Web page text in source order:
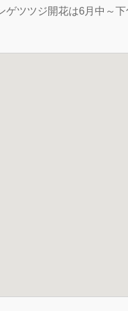
ゲツツジ開花は6月中～下